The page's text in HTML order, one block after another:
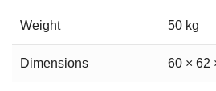
Weight 50 kg
Dimensions 60 × 62